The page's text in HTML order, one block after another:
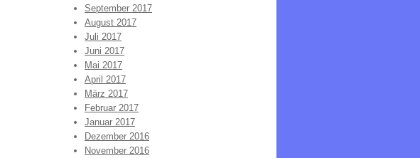
September 2017
August 2017
Juli 2017
Juni 2017
Mai 2017
April 2017
März 2017
Februar 2017
Januar 2017
Dezember 2016
November 2016